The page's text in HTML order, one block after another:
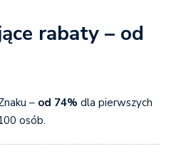
rabaty – od
– od 74% dla pierwszych
osób.